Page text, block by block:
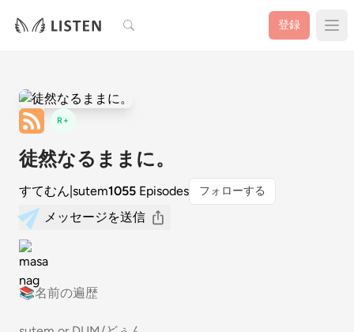
検索 登録
R+
徒然なるままに。
すてむん|sutem1055 Episodes フォローする
メッセージを送信
📚名前の遍歴